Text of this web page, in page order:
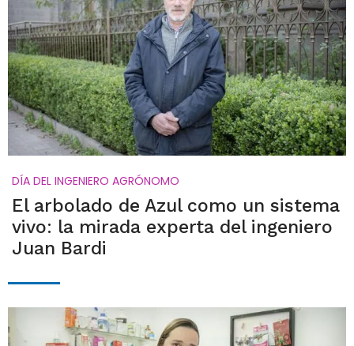
DÍA DEL INGENIERO AGRÓNOMO
El arbolado de Azul como un sistema
vivo: la mirada experta del ingeniero
Juan Bardi